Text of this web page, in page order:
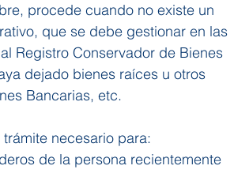
procede cuando no existe un
que se debe gestionar en las
Registro Conservador de Bienes
dejado bienes raíces u otros
Bancarias, etc.
necesario para:
de la persona recientemente